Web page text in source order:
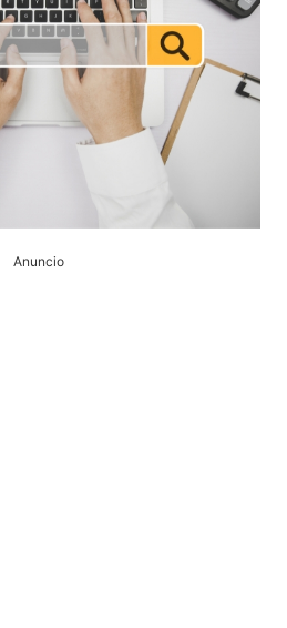
Anuncio